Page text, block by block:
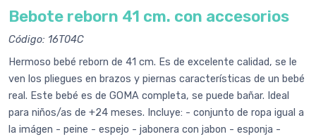
Bebote reborn 41 cm. con accesorios
Código: 16T04C
Hermoso bebé reborn de 41 cm. Es de excelente calidad, se le
ven los pliegues en brazos y piernas características de un bebé
real. Este bebé es de GOMA completa, se puede bañar. Ideal
para niños/as de +24 meses. Incluye: - conjunto de ropa igual a
la imágen - peine - espejo - jabonera con jabon - esponja -